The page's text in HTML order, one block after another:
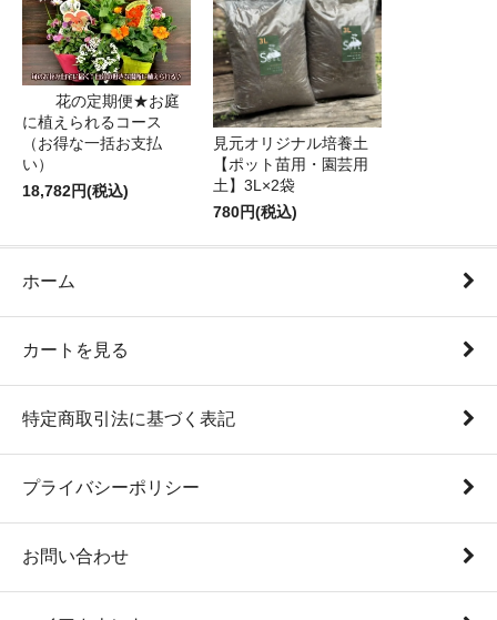
花の定期便★お庭
に植えられるコース
（お得な一括お支払
い）
18,782円(税込)
見元オリジナル培養土
【ポット苗用・園芸用
土】3L×2袋
780円(税込)
ホーム
カートを見る
特定商取引法に基づく表記
プライバシーポリシー
お問い合わせ